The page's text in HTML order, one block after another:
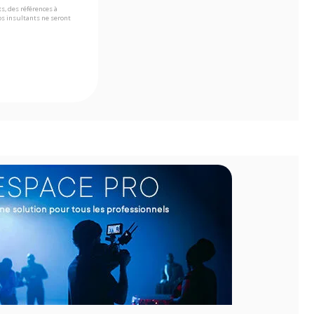
des références à
insultants ne seront